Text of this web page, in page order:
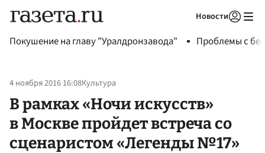
Новости
Покушение на главу "Уралдронзавода" Проблемы с
4 ноября 2016 16:08Культура
В рамках «Ночи искусств»
в Москве пройдет встреча со
сценаристом «Легенды №17»